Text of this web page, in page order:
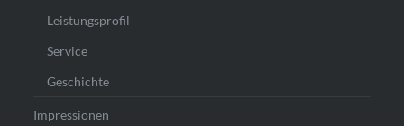
Leistungsprofil
Service
Geschichte
Impressionen